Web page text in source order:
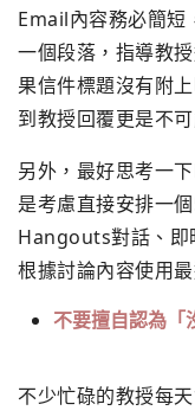
Email內容務必簡短
一個段落，指導教
果信件標題沒有附
到教授回覆更是不可
另外， 最好思考一
是考慮直接安排一
Hangouts對話、即
根據討論內容使用
不要擅自認為「
不少忙碌的教授每